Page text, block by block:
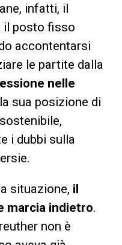
infatti, il
il posto fisso
accontentarsi
le partite dalla
nelle
sua posizione di
i dubbi sulla
situazione, il
marcia indietro.
non è